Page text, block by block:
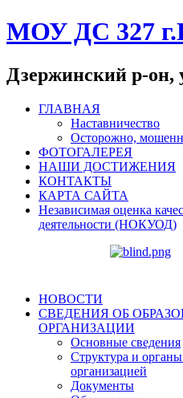
МОУ ДС 327
Дзержинский р-он,
ГЛАВНАЯ
Наставничество
Осторожно,
ФОТОГАЛЕРЕЯ
НАШИ ДОСТИЖЕНИЯ
КОНТАКТЫ
КАРТА САЙТА
Независимая оценка
деятельности (НОКУОД)
НОВОСТИ
СВЕДЕНИЯ ОБ
ОРГАНИЗАЦИИ
Основные сведения
Структура и
организацией
Документы